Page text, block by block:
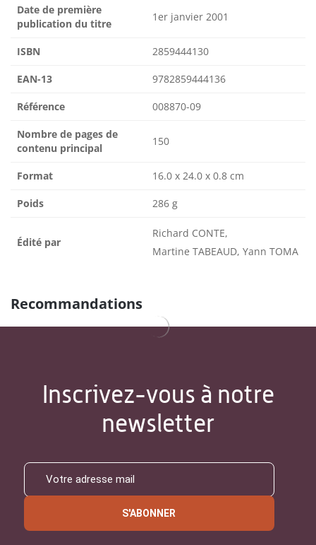
Date de première
publication du titre
1er janvier 2001
ISBN 2859444130
EAN-13 9782859444136
Référence 008870-09
Nombre de pages de
contenu principal
150
Format 16.0 x 24.0 x 0.8 cm
Poids 286 g
Édité par
Richard CONTE,
Martine TABEAUD, Yann TOMA
Recommandations
Inscrivez-vous à notre
newsletter
S'ABONNER